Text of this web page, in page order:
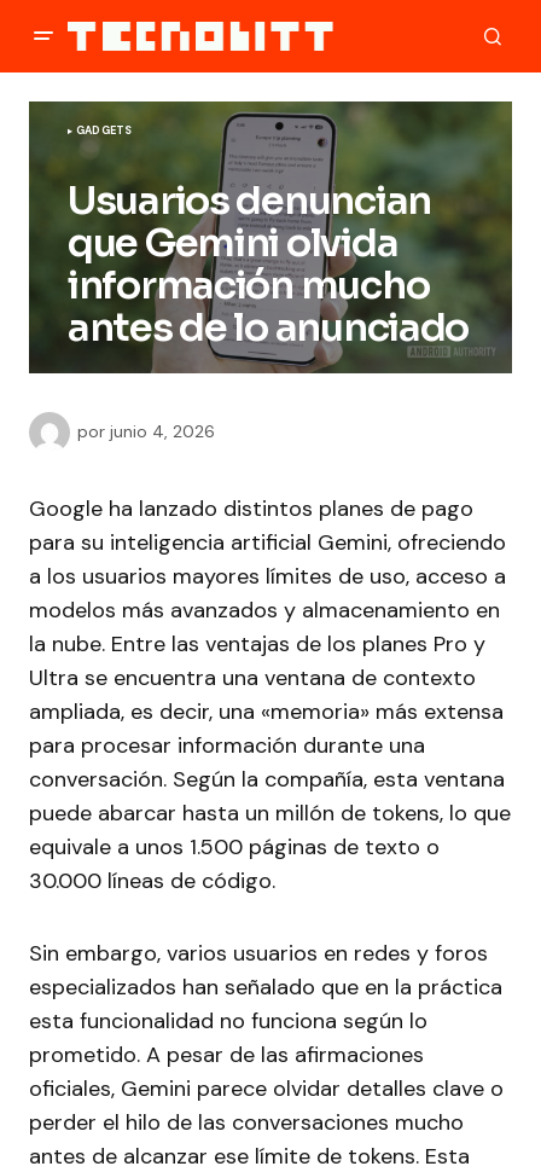
GADGETS
Usuarios denuncian
que Gemini olvida
información mucho
antes de lo anunciado
por junio 4, 2026
Google ha lanzado distintos planes de pago
para su inteligencia artificial Gemini, ofreciendo
a los usuarios mayores límites de uso, acceso a
modelos más avanzados y almacenamiento en
la nube. Entre las ventajas de los planes Pro y
Ultra se encuentra una ventana de contexto
ampliada, es decir, una «memoria» más extensa
para procesar información durante una
conversación. Según la compañía, esta ventana
puede abarcar hasta un millón de tokens, lo que
equivale a unos 1.500 páginas de texto o
30.000 líneas de código.
Sin embargo, varios usuarios en redes y foros
especializados han señalado que en la práctica
esta funcionalidad no funciona según lo
prometido. A pesar de las afirmaciones
oficiales, Gemini parece olvidar detalles clave o
perder el hilo de las conversaciones mucho
antes de alcanzar ese límite de tokens. Esta